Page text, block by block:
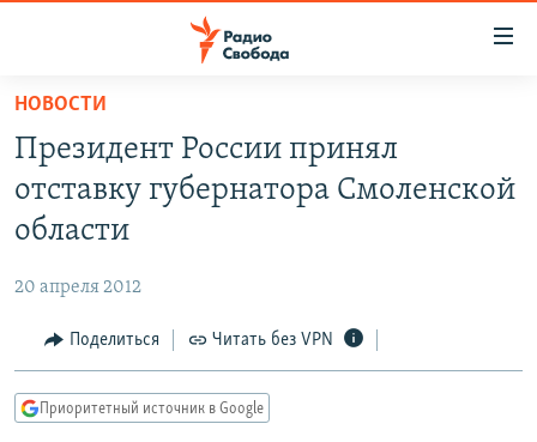
упрощенного
доступа
основному
Вернутся
Вернутся
ПОДКАСТЫ
АВТОРСКИЕ ПРОЕКТЫ
МНЕНИЯ
КУЛЬТУРА
КАВКАЗ.РЕАЛИИ
НОВОСТИ
Президент России принял
отставку губернатора Смоленской
области
20 апреля 2012
Поделиться Читать без VPN
Приоритетный источник в Google